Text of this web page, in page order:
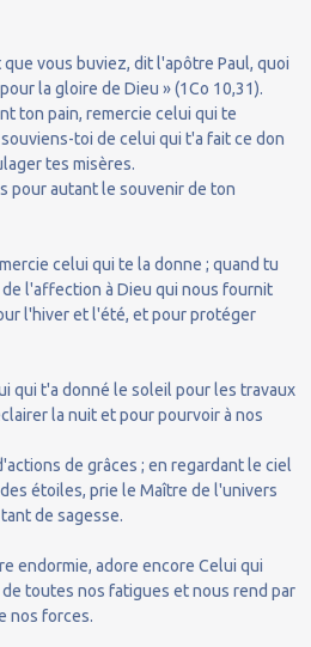
vous buviez, dit l'apôtre Paul, quoi
la gloire de Dieu » (1Co 10,31).
ton pain, remercie celui qui te
toi de celui qui t'a fait ce don
tes misères.
pour autant le souvenir de ton
celui qui te la donne ; quand tu
l'affection à Dieu qui nous fournit
l'hiver et l'été, et pour protéger
qui t'a donné le soleil pour les travaux
la nuit et pour pourvoir à nos
de grâces ; en regardant le ciel
étoiles, prie le Maître de l'univers
de sagesse.
endormie, adore encore Celui qui
toutes nos fatigues et nous rend par
nos forces.